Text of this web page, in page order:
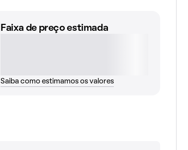
Faixa de preço estimada
Saiba como estimamos os valores